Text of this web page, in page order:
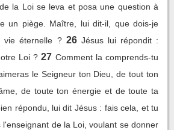
la Loi se leva et posa une question à
un piège. Maître, lui dit-il, que dois-je
vie éternelle ? 26 Jésus lui répondit :
Loi ? 27 Comment la comprends-tu
le Seigneur ton Dieu, de tout ton
de toute ton énergie et de toute ta
répondu, lui dit Jésus : fais cela, et tu
l'enseignant de la Loi, voulant se donner